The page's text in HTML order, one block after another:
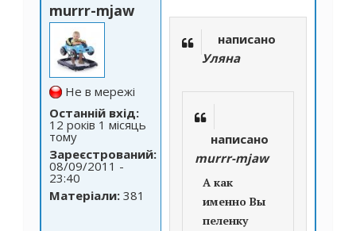
murrr-mjaw
Не в мережі
Останній вхід:
12 років 1 місяць
тому
Зареєстрований:
08/09/2011 -
23:40
Матеріали: 381
написано
Уляна
написано
murrr-mjaw
А как
именно Вы
пеленку